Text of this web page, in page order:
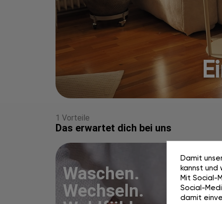
1 Vorteile
Das erwartet dich bei uns
Waschen.
Wechseln.
Damit
kannst und
Mit Social-
Social-
damit